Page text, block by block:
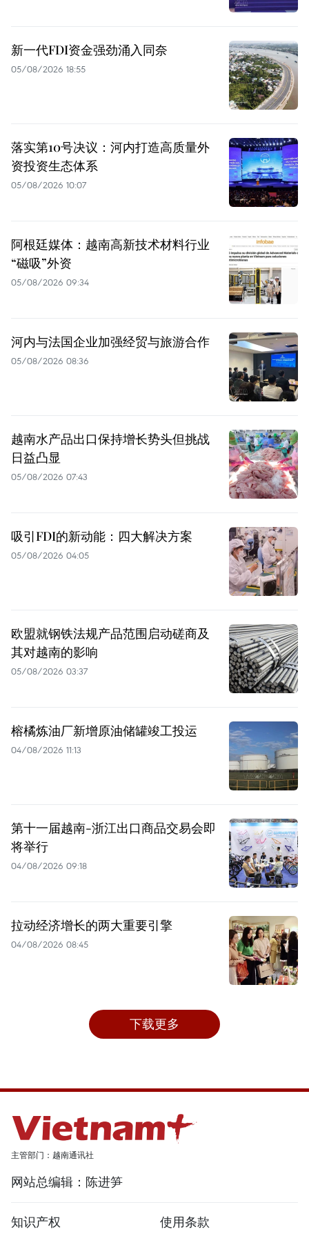
新一代FDI资金强劲涌入同奈
05/08/2026 18:55
落实第10号决议：河内打造高质量外
资投资生态体系
05/08/2026 10:07
阿根廷媒体：越南高新技术材料行业
“磁吸”外资
05/08/2026 09:34
河内与法国企业加强经贸与旅游合作
05/08/2026 08:36
越南水产品出口保持增长势头但挑战
日益凸显
05/08/2026 07:43
吸引FDI的新动能：四大解决方案
05/08/2026 04:05
欧盟就钢铁法规产品范围启动磋商及
其对越南的影响
05/08/2026 03:37
榕橘炼油厂新增原油储罐竣工投运
04/08/2026 11:13
第十一届越南-浙江出口商品交易会即
将举行
04/08/2026 09:18
拉动经济增长的两大重要引擎
04/08/2026 08:45
下载更多
主管部门：越南通讯社
网站总编辑：陈进笋
知识产权 使用条款